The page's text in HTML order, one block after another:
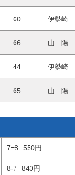
60 伊勢崎
66 山 陽
44 伊勢崎
65 山 陽
7=8 550円
8-7 840円